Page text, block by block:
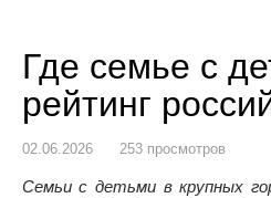
Где семье с
рейтинг
02.06.2026 253 просмотров
Семьи с детьми в крупных